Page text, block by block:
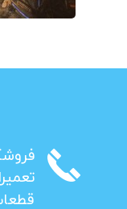
​فروشگاه :
​تعمیرات :
​قطعات :